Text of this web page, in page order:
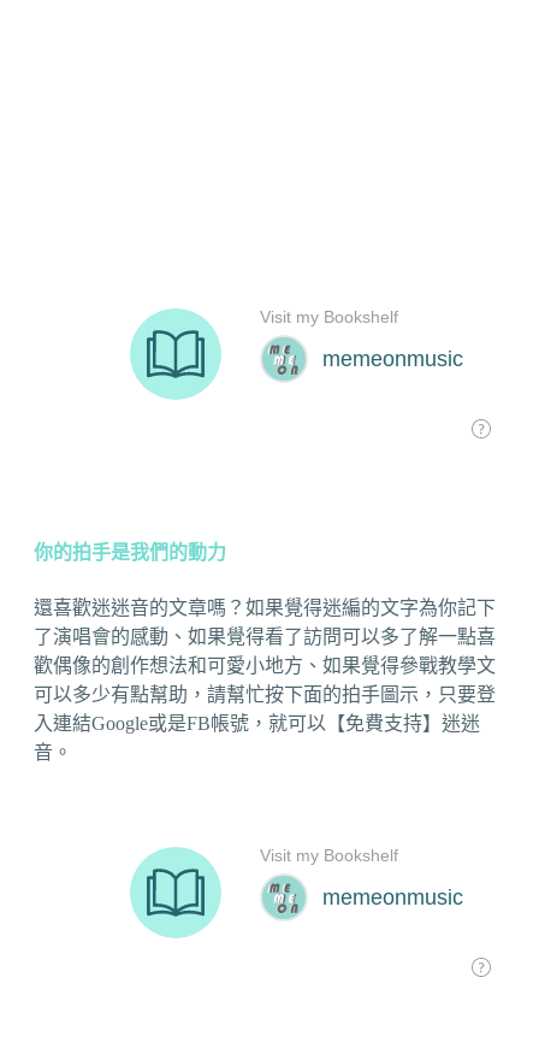
你的拍手是我們的動力
還喜歡迷迷音的文章嗎？如果覺得迷編的文字為你記下
了演唱會的感動、如果覺得看了訪問可以多了解一點喜
歡偶像的創作想法和可愛小地方、如果覺得參戰教學文
可以多少有點幫助，請幫忙按下面的拍手圖示，只要登
入連結Google或是FB帳號，就可以【免費支持】迷迷
音。